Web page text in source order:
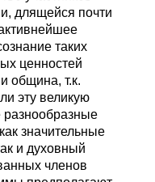
длящейся почти
таких
ценностей
община, т.к.
эту великую
разнообразные
значительные
и духовный
членов